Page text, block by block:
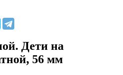
Дети на
56 мм